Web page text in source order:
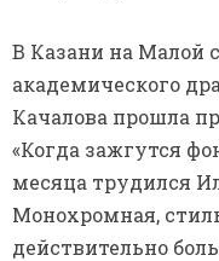
В Казани на Малой
академического
Качалова прошла
«Когда зажгутся
месяца трудился
Монохромная,
действительно